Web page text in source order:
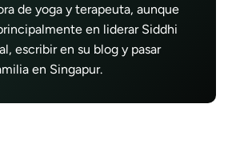
de yoga y terapeuta, aunque
en liderar Siddhi
escribir en su blog y pasar
en Singapur.